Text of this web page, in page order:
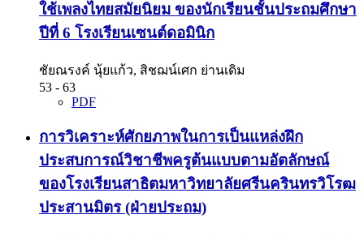
ใช้เพลงไทยสมัยนิยม ของนักเรียนชั้นประถมศึกษา
ปีที่ 6 โรงเรียนเซนต์ดอมินิก
ชัยณรงค์ นุ้ยแก้ว, สิชฌน์เศก ย่านเดิม
53 - 63
PDF
การวิเคราะห์ศักยภาพในการเป็นแหล่งฝึก
ประสบการณ์วิชาชีพครูต้นแบบตามอัตลักษณ์
ของโรงเรียนสาธิตมหาวิทยาลัยศรีนครินทรวิโรฒ
ประสานมิตร (ฝ่ายประถม)